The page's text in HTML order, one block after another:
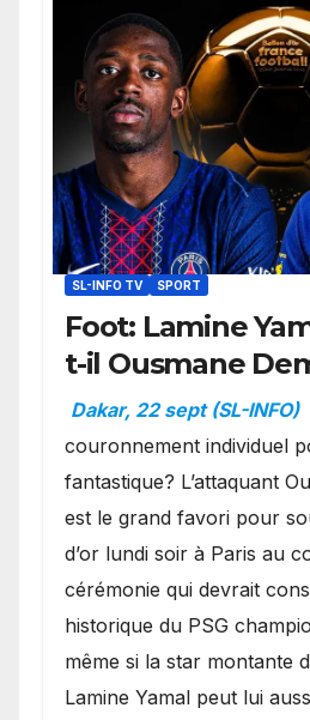
SL-INFO TV SPORT
Foot: Lamine
t-il Ousmane
Ballon d’or ?
Dakar, 22 sept (SL-INFO)
couronnement individuel
fantastique? L’attaquant
est le grand favori pour
d’or lundi soir à Paris au
cérémonie qui devrait
historique du PSG
même si la star montante
Lamine Yamal peut lui